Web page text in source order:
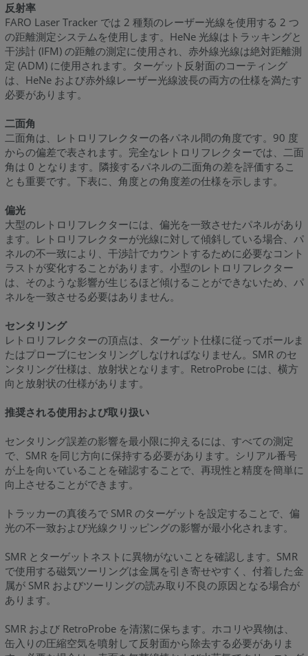
反射率
FARO Laser Tracker では 2 種類のレーザー光線を使用する 2 つ
の距離測定システムを使用します。HeNe 光線はトラッキングと
干渉計 (IFM) の距離の測定に使用され、赤外線光線は絶対距離測
定 (ADM) に使用されます。ターゲット反射面のコーティング
は、HeNe および赤外線レーザー光線波長の両方の仕様を満たす
必要があります。
二面角
二面角は、レトロリフレクターの各パネル間の角度です。90 度
からの偏差で表されます。完全なレトロリフレクターでは、二面
角は 0 となります。隣接するパネルの二面角の差を評価するこ
とも重要です。下表に、角度との角度差の仕様を示します。
偏光
大型のレトロリフレクターには、偏光を一致させたパネルがあり
ます。レトロリフレクターが光線に対して傾斜している場合、パ
ネルの不一致により、干渉計でカウントするために必要なコント
ラストが変化することがあります。小型のレトロリフレクター
は、そのような影響が生じるほど傾けることができないため、パ
ネルを一致させる必要はありません。
センタリング
レトロリフレクターの頂点は、ターゲット仕様に従ってボールま
たはプローブにセンタリングしなければなりません。SMR のセ
ンタリング仕様は、放射状となります。RetroProbe には、横方
向と放射状の仕様があります。
推奨される使用および取り扱い
センタリング誤差の影響を最小限に抑えるには、すべての測定
で、SMR を同じ方向に保持する必要があります。シリアル番号
が上を向いていることを確認することで、再現性と精度を簡単に
向上させることができます。
トラッカーの真後ろで SMR のターゲットを設定することで、偏
光の不一致および光線クリッピングの影響が最小化されます。
SMR とターゲットネストに異物がないことを確認します。SMR
で使用する磁気ツーリングは金属を引き寄せやすく、付着した金
属が SMR およびツーリングの読み取り不良の原因となる場合が
あります。
SMR および RetroProbe を清潔に保ちます。ホコリや異物は、
缶入りの圧縮空気を噴射して反射面から除去する必要がありま